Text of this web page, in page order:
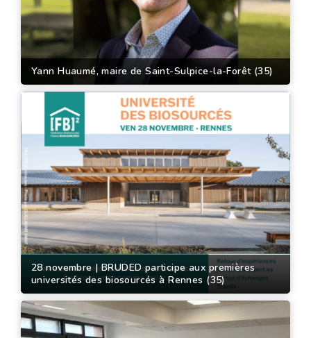
Yann Huaumé, maire de Saint-Sulpice-la-Forêt (35)
28 novembre | BRUDED participe aux premières
universités des biosourcés à Rennes (35)